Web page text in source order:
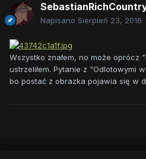
Napisano Sierpień 23, 2016
Wszystko znałem, no może oprócz
ustrzeliłem. Pytanie z "Odlotowymi
bo postać z obrazka pojawia się w